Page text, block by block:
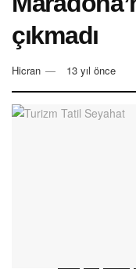
çıkmadı
Hicran 13 yıl önce